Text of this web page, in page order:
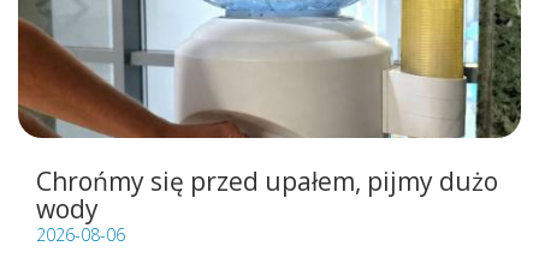
Chrońmy się przed upałem, pijmy dużo
wody
2026-08-06